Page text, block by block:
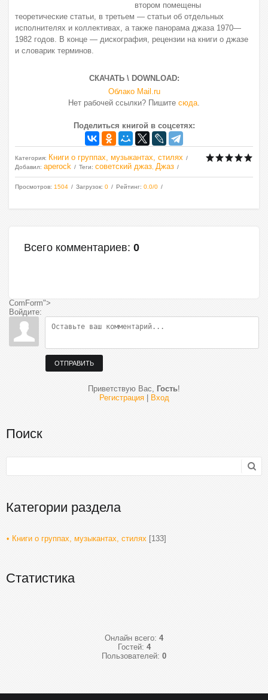
втором помещены
теоретические статьи, в третьем — статьи об отдельных
исполнителях и коллективах, а также панорама джаза 1970—
1982 годов. В конце — дискография, рецензии на книги о джазе
и словарик терминов.
СКАЧАТЬ \ DOWNLOAD:
Облако Mail.ru
Нет рабочей ссылки? Пишите сюда.
Поделиться книгой в соцсетях:
Категория: Книги о группах, музыкантах, стилях
Добавил: aperock Теги: советский джаз Джаз
Просмотров: 1504 Загрузок: 0 Рейтинг: 0.0/0
Всего комментариев: 0
ComForm">
Войдите:
ОТПРАВИТЬ
Приветствую Вас, Гость!
Регистрация| Вход
Поиск
Категории раздела
Книги о группах, музыкантах, стилях [133]
Статистика
Онлайн всего: 4
Гостей: 4
Пользователей: 0